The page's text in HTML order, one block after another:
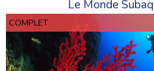
Le Monde
COMPLET